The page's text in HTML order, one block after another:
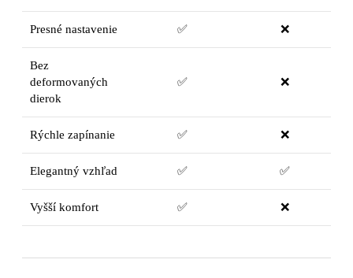
Presné nastavenie ✅ ❌
Bez
deformovaných
dierok
✅ ❌
Rýchle zapínanie ✅ ❌
Elegantný vzhľad ✅ ✅
Vyšší komfort ✅ ❌